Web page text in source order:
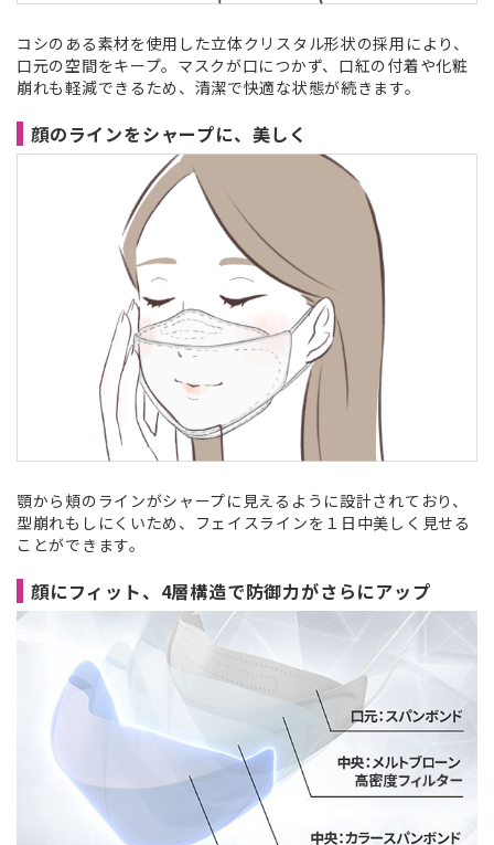
コシのある素材を使用した立体クリスタル形状の採用により、
口元の空間をキープ。マスクが口につかず、口紅の付着や化粧
崩れも軽減できるため、清潔で快適な状態が続きます。
顔のラインをシャープに、美しく
顎から頬のラインがシャープに見えるように設計されており、
型崩れもしにくいため、フェイスラインを１日中美しく見せる
ことができます。
顔にフィット、4層構造で防御力がさらにアップ